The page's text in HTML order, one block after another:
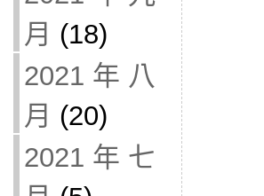
月 (18)
2021 年 八
月 (20)
2021 年 七